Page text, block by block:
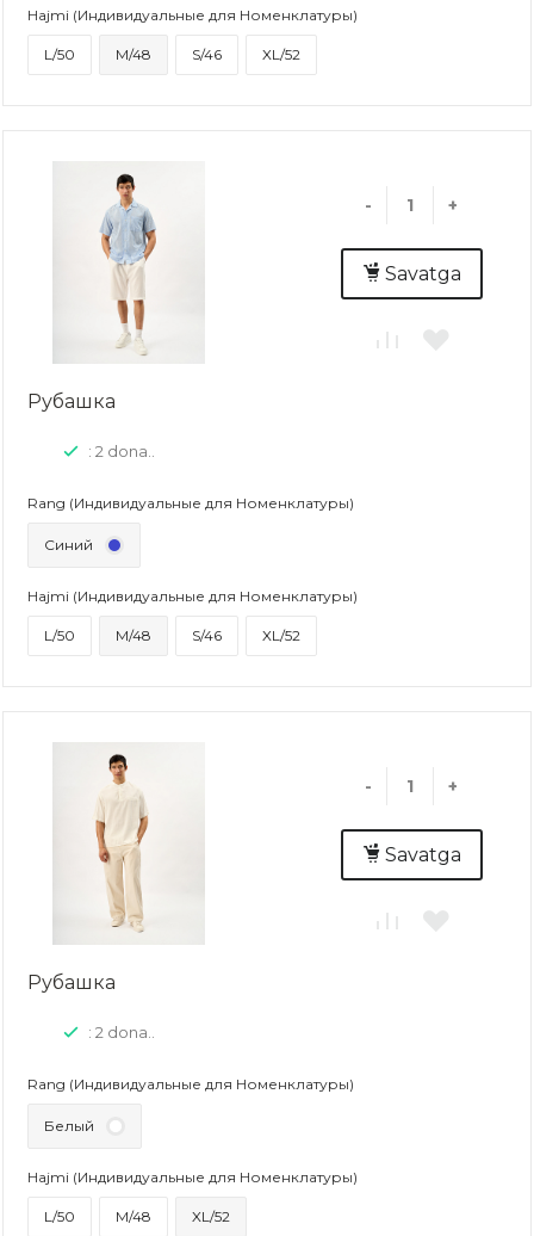
Hajmi (Индивидуальные для Номенклатуры)
L/50 M/48 S/46 XL/52
- +
Savatga
Рубашка
: 2 dona..
Rang (Индивидуальные для Номенклатуры)
Синий
Hajmi (Индивидуальные для Номенклатуры)
L/50 M/48 S/46 XL/52
- +
Savatga
Рубашка
: 2 dona..
Rang (Индивидуальные для Номенклатуры)
Белый
Hajmi (Индивидуальные для Номенклатуры)
L/50 M/48 XL/52